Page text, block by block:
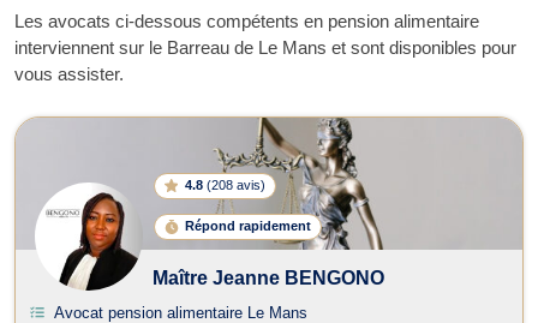
Les avocats ci-dessous compétents en pension alimentaire
interviennent sur le Barreau de Le Mans et sont disponibles pour
vous assister.
Avocats en pension alimentaire à Le
4.8 (208 avis)
Répond rapidement
Maître Jeanne BENGONO
Avocat pension alimentaire Le Mans